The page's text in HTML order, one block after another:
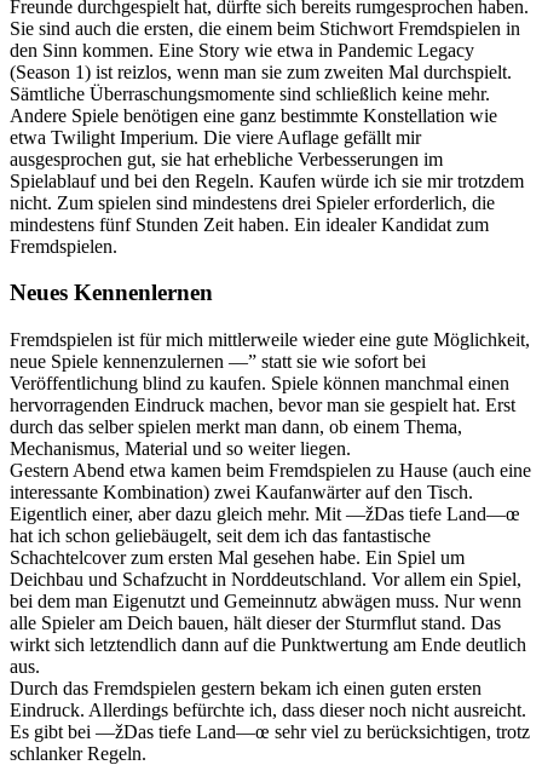
Freunde durchgespielt hat, dürfte sich bereits rumgesprochen haben.
Sie sind auch die ersten, die einem beim Stichwort Fremdspielen in
den Sinn kommen. Eine Story wie etwa in Pandemic Legacy
(Season 1) ist reizlos, wenn man sie zum zweiten Mal durchspielt.
Sämtliche Überraschungsmomente sind schließlich keine mehr.
Andere Spiele benötigen eine ganz bestimmte Konstellation wie
etwa Twilight Imperium. Die viere Auflage gefällt mir
ausgesprochen gut, sie hat erhebliche Verbesserungen im
Spielablauf und bei den Regeln. Kaufen würde ich sie mir trotzdem
nicht. Zum spielen sind mindestens drei Spieler erforderlich, die
mindestens fünf Stunden Zeit haben. Ein idealer Kandidat zum
Fremdspielen.
Neues Kennenlernen
Fremdspielen ist für mich mittlerweile wieder eine gute Möglichkeit,
neue Spiele kennenzulernen —” statt sie wie sofort bei
Veröffentlichung blind zu kaufen. Spiele können manchmal einen
hervorragenden Eindruck machen, bevor man sie gespielt hat. Erst
durch das selber spielen merkt man dann, ob einem Thema,
Mechanismus, Material und so weiter liegen.
Gestern Abend etwa kamen beim Fremdspielen zu Hause (auch eine
interessante Kombination) zwei Kaufanwärter auf den Tisch.
Eigentlich einer, aber dazu gleich mehr. Mit —žDas tiefe Land—œ
hat ich schon geliebäugelt, seit dem ich das fantastische
Schachtelcover zum ersten Mal gesehen habe. Ein Spiel um
Deichbau und Schafzucht in Norddeutschland. Vor allem ein Spiel,
bei dem man Eigenutzt und Gemeinnutz abwägen muss. Nur wenn
alle Spieler am Deich bauen, hält dieser der Sturmflut stand. Das
wirkt sich letztendlich dann auf die Punktwertung am Ende deutlich
aus.
Durch das Fremdspielen gestern bekam ich einen guten ersten
Eindruck. Allerdings befürchte ich, dass dieser noch nicht ausreicht.
Es gibt bei —žDas tiefe Land—œ sehr viel zu berücksichtigen, trotz
schlanker Regeln.